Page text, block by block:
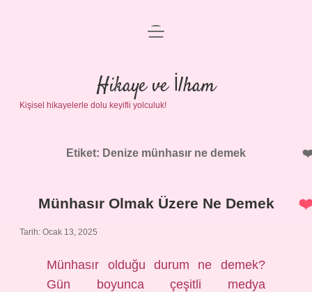
Anasayfa
Gizlilik Politikası
Yasal Uyarı
menüyü
Hikaye ve İlham
Kişisel hikayelerle dolu keyifli yolculuk!
Etiket: Denize münhasır ne demek
Münhasır Olmak Üzere Ne Demek
Tarih: Ocak 13, 2025
Münhasır olduğu durum ne demek?
Gün boyunca çeşitli medya